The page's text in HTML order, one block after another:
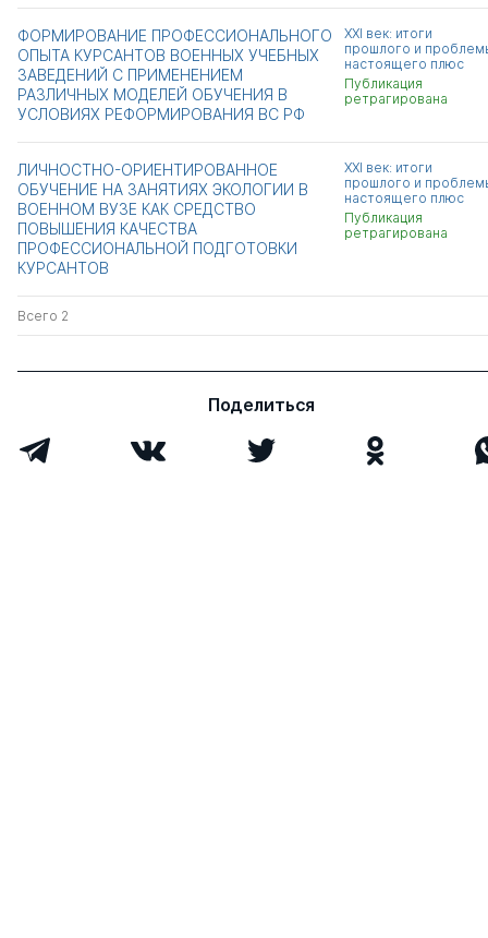
ФОРМИРОВАНИЕ ПРОФЕССИОНАЛЬНОГО
ОПЫТА КУРСАНТОВ ВОЕННЫХ УЧЕБНЫХ
ЗАВЕДЕНИЙ С ПРИМЕНЕНИЕМ
РАЗЛИЧНЫХ МОДЕЛЕЙ ОБУЧЕНИЯ В
УСЛОВИЯХ РЕФОРМИРОВАНИЯ ВС РФ
XXI век: итоги
прошлого и
настоящего плюс
Публикация
ретрагирована
ЛИЧНОСТНО-ОРИЕНТИРОВАННОЕ
ОБУЧЕНИЕ НА ЗАНЯТИЯХ ЭКОЛОГИИ В
ВОЕННОМ ВУЗЕ КАК СРЕДСТВО
ПОВЫШЕНИЯ КАЧЕСТВА
ПРОФЕССИОНАЛЬНОЙ ПОДГОТОВКИ
КУРСАНТОВ
XXI век: итоги
прошлого и
настоящего плюс
Публикация
ретрагирована
Всего 2
Поделиться